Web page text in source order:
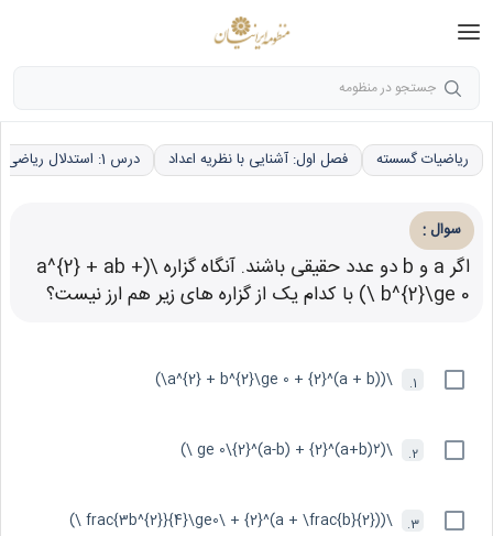
جستجو در منظومه
ریاضیات گسسته فصل اول: آشنایی با نظریه اعداد درس 1: استدلال ریاضی
سوال :
اگر a و b دو عدد حقیقی باشند. آنگاه گزاره \(a^{2} + ab +
b^{2}\ge 0 \) با کدام یک از گزاره های زیر هم ارز نیست؟
1.
\((a + b)^{2} + a^{2} + b^{2}\ge 0\)
2. \(۲(a+b)^{2} + (a-b)^{2}\ge 0 \)
3.
\((a + \frac{b}{2})^{2} + \frac{3b^{2}}{4}\ge0 \)